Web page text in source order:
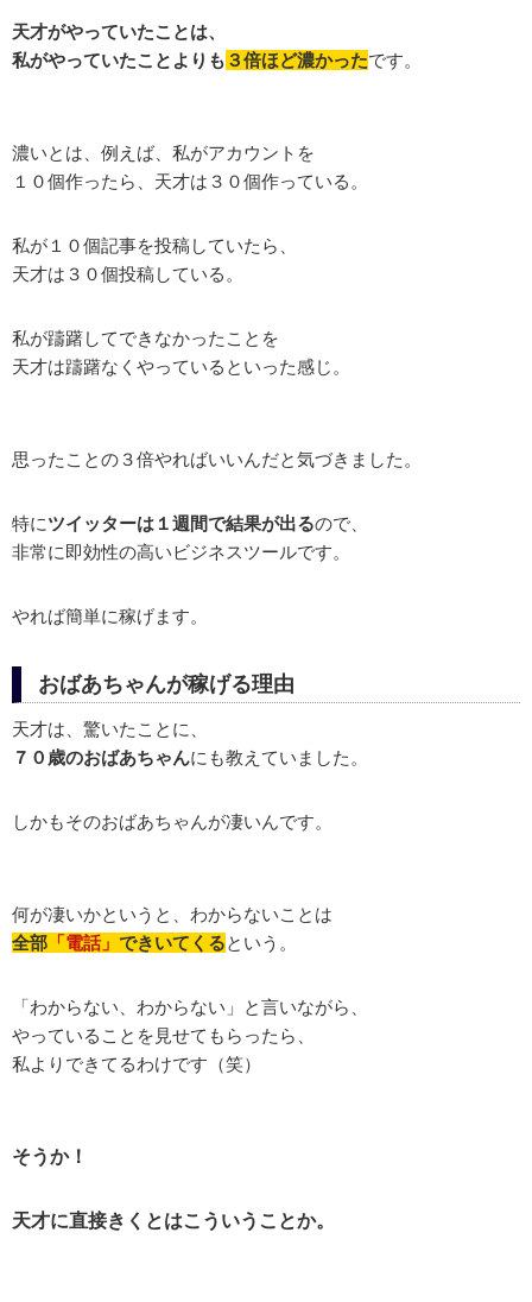
天才がやっていたことは、
私がやっていたことよりも ３倍ほど濃かったです。
濃いとは、例えば、私がアカウントを
１０個作ったら、天才は３０個作っている。
私が１０個記事を投稿していたら、
天才は３０個投稿している。
私が躊躇してできなかったことを
天才は躊躇なくやっているといった感じ。
思ったことの３倍やればいいんだと気づきました。
特にツイッターは１週間で結果が出るので、
非常に即効性の高いビジネスツールです。
やれば簡単に稼げます。
おばあちゃんが稼げる理由
天才は、驚いたことに、
７０歳のおばあちゃんにも教えていました。
しかもそのおばあちゃんが凄いんです。
何が凄いかというと、わからないことは
全部 「電話」 できいてくるという。
「わからない、わからない」と言いながら、
やっていることを見せてもらったら、
私よりできてるわけです（笑）
そうか！
天才に直接きくとはこういうことか。